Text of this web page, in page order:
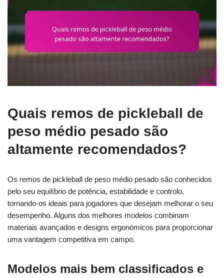
Quais remos de pickleball de
peso médio pesado são
altamente recomendados?
Os remos de pickleball de peso médio pesado são conhecidos
pelo seu equilíbrio de potência, estabilidade e controlo,
tornando-os ideais para jogadores que desejam melhorar o seu
desempenho. Alguns dos melhores modelos combinam
materiais avançados e designs ergonómicos para proporcionar
uma vantagem competitiva em campo.
Modelos mais bem classificados e